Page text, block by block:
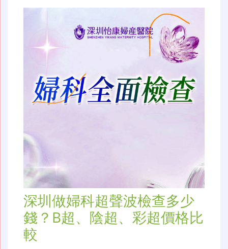
深圳做婦科超聲波檢查多少
錢？B超、陰超、彩超價格比
較